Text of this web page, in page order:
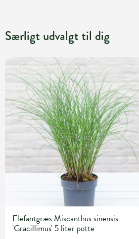
Særligt udvalgt til dig
Elefantgræs Miscanthus sinensis
'Gracillimus' 5 liter potte